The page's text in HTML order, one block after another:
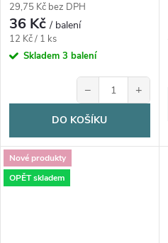
29,75 Kč bez DPH
36 Kč/ balení
Měrná
cena:
12 Kč / 1 ks
Skladem 3 balení
− +
DO KOŠÍKU
Nové produkty
OPĚT skladem